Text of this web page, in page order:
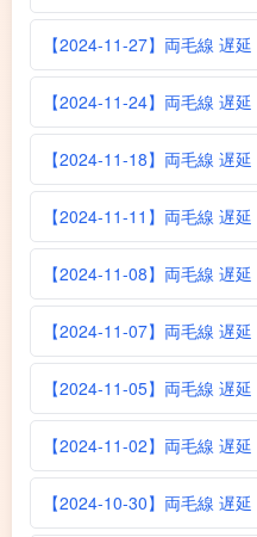
【2024-11-27】両毛線 遅延
【2024-11-24】両毛線 遅延
【2024-11-18】両毛線 遅延
【2024-11-11】両毛線 遅延
【2024-11-08】両毛線 遅延
【2024-11-07】両毛線 遅延
【2024-11-05】両毛線 遅延
【2024-11-02】両毛線 遅延
【2024-10-30】両毛線 遅延